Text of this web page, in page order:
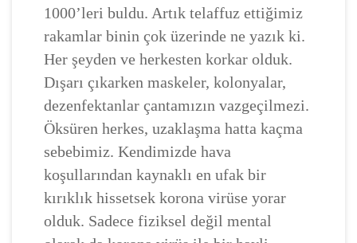
1000’leri buldu. Artık telaffuz ettiğimiz
rakamlar binin çok üzerinde ne yazık ki.
Her şeyden ve herkesten korkar olduk.
Dışarı çıkarken maskeler, kolonyalar,
dezenfektanlar çantamızın vazgeçilmezi.
Öksüren herkes, uzaklaşma hatta kaçma
sebebimiz. Kendimizde hava
koşullarından kaynaklı en ufak bir
kırıklık hissetsek korona virüse yorar
olduk. Sadece fiziksel değil mental